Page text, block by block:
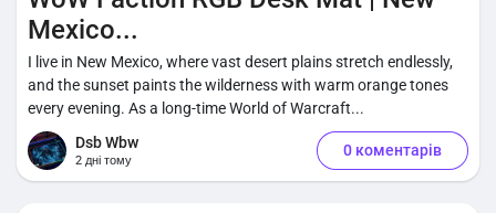
Mexico...
I live in New Mexico, where vast desert plains stretch endlessly,
and the sunset paints the wilderness with warm orange tones
every evening. As a long-time World of Warcraft...
Dsb Wbw
2 дні тому
0 коментарів